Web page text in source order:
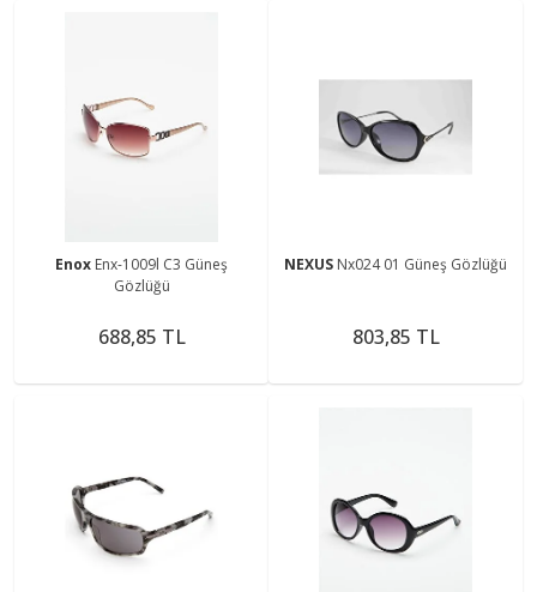
Enox Enx-1009l C3 Güneş
Gözlüğü
688,85 TL
NEXUS Nx024 01 Güneş Gözlüğü
803,85 TL